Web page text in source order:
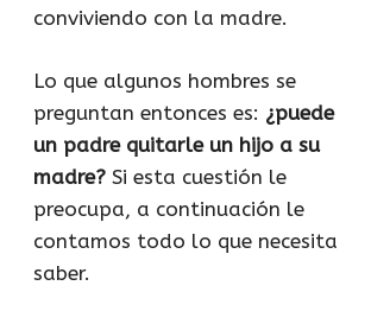
conviviendo con la madre.
Lo que algunos hombres se
preguntan entonces es: ¿puede
un padre quitarle un hijo a su
madre? Si esta cuestión le
preocupa, a continuación le
contamos todo lo que necesita
saber.